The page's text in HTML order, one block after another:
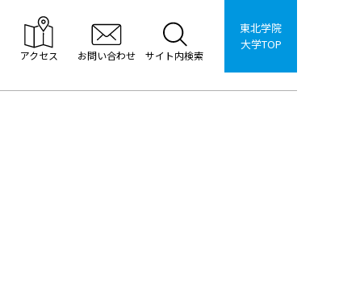
アクセス お問い合わせ サイト内検索
東北学院
大学TOP